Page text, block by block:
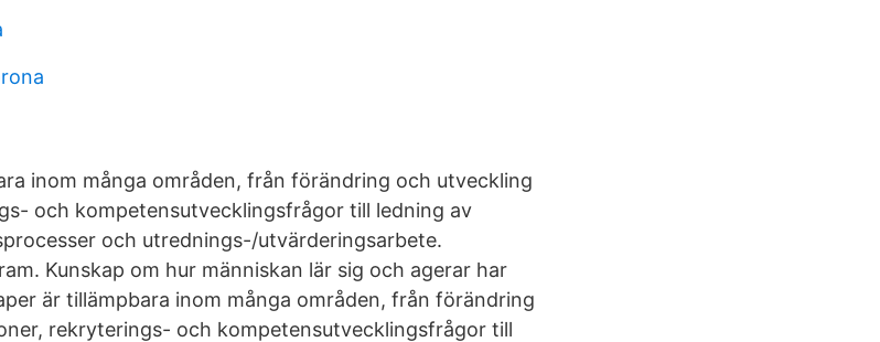
inom många områden, från förändring och utveckling
och kompetensutvecklingsfrågor till ledning av
och utrednings-/utvärderingsarbete.
Kunskap om hur människan lär sig och agerar har
är tillämpbara inom många områden, från förändring
rekryterings- och kompetensutvecklingsfrågor till